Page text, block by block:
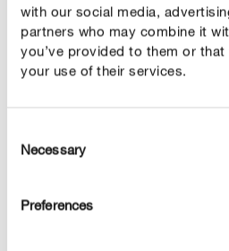
with our social media,
partners who may combine it
you’ve provided to them or
your use of their services.
Selection
Necessary
Preferences
4. Mauvais emplacement
Pour pousser et fleurir
brûlent. L'idéal est donc d'opter
orienté à l'est ou à l'ouest